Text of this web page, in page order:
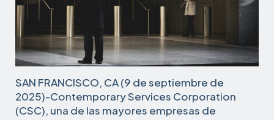
SAN FRANCISCO, CA (9 de septiembre de
2025)-Contemporary Services Corporation
(CSC), una de las mayores empresas de